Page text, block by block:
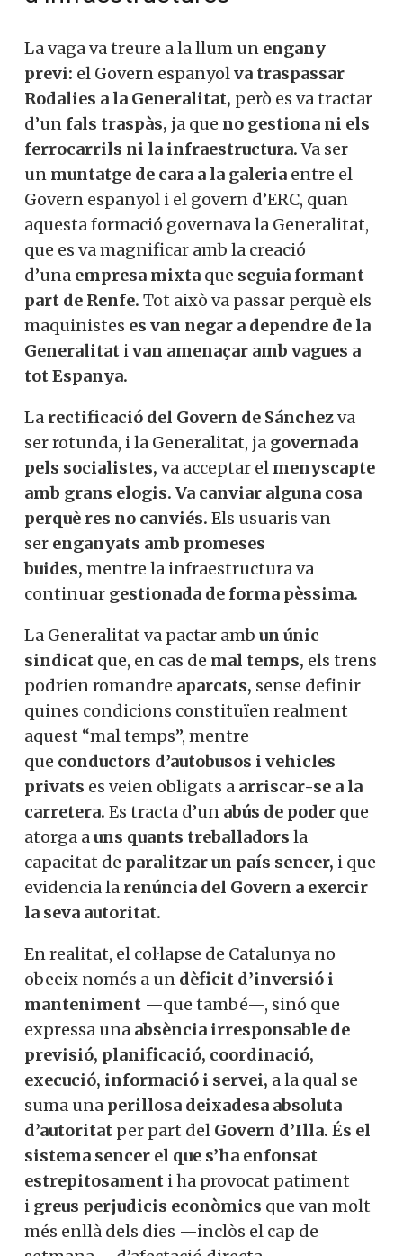
L’engany del traspàs de
Rodalies i la gestió
d’infraestructures
La vaga va treure a la llum un
engany
previ:
el Govern espanyolva traspassar
Rodalies a la Generalitat,
però es va
tractar d’un
fals traspàs, ja que
no
gestiona ni els ferrocarrils ni la
infraestructura. Va ser un
muntatge de
cara a la galeria
entre el Govern espanyol
i el govern d’ERC,
quan aquesta formació
governava la Generalitat, que es va
magnificar amb la creació d’una
mixta queseguia formant part de
Renfe.Tot això va passar perquè els
maquinisteses van negar a dependre de
la Generalitativan amenaçar amb
vagues a tot Espanya.
La
rectificació del Govern de Sánchez
ser rotunda, i la Generalitat, ja
governada
pels socialistes,
elmenyscapte amb grans elogis.Va
canviar alguna cosa perquè res no
canviés. Els usuaris van ser enganyats
amb promeses buides,mentre la
infraestructura va continuar
de forma pèssima.
La Generalitat va pactar amb
un únic
sindicat
que, en cas de mal temps,
trens podrien romandre
aparcats,
sense
definir quines condicions constituïen
realment aquest “mal temps”, mentre
privats es veien obligats aarriscar-se a la
carretera.Es tracta d’unabús de
poderque atorga auns quants
treballadors la capacitat deparalitzar un
país sencer,i que evidencia la renúncia
del Govern a exercir la seva autoritat.
En realitat, el col·lapse de Catalunya no
obeeix només a un
dèficit d’inversió i
manteniment
—que també—, sinó que
expressa una
absència irresponsable de
previsió, planificació, coordinació,
execució, informació i servei,
a la qual se
Vols col·laborar a
Converses a Catalunya?
Et convidem a participar i
ser un
membre actiu de la nostra
comunitat.